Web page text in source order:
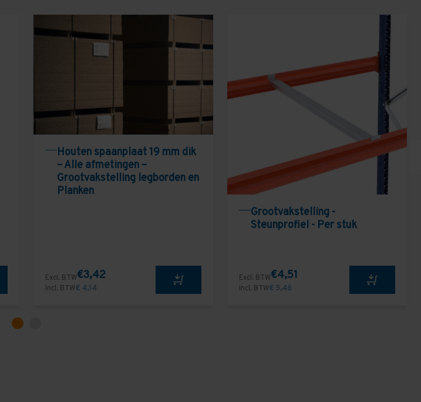
Houten spaanplaat 19 mm dik
– Alle afmetingen –
Grootvakstelling legborden en
Planken
Excl. BTW€3,42
Incl. BTW€ 4,14
Grootvakstelling -
Steunprofiel - Per stuk
Excl. BTW€4,51
Incl. BTW€ 5,46